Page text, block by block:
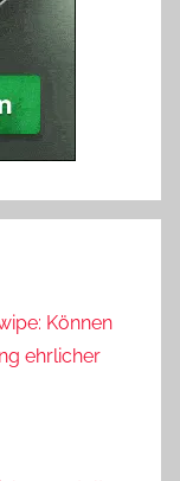
Können
ehrlicher